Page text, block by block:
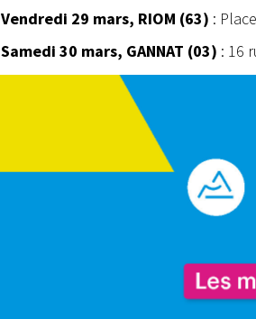
Vendredi 29 mars, RIOM (63) :
Samedi 30 mars, GANNAT (03) : 16